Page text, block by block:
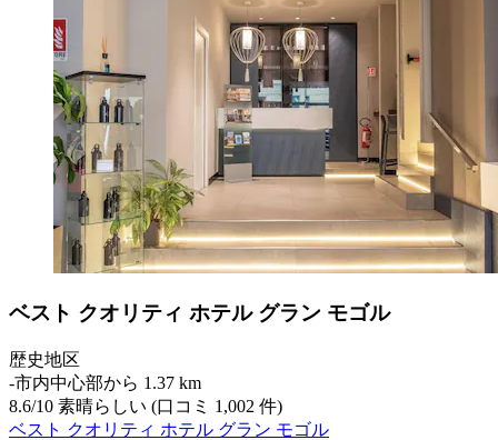
ベスト クオリティ ホテル グラン モゴル
歴史地区
‐市内中心部から 1.37 km
8.6/10 素晴らしい (口コミ 1,002 件)
ベスト クオリティ ホテル グラン モゴル